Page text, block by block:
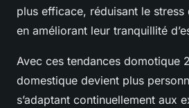
plus efficace, réduisant le
en améliorant leur tranquillité
Avec ces tendances domotique
domestique devient plus
s’adaptant continuellement aux